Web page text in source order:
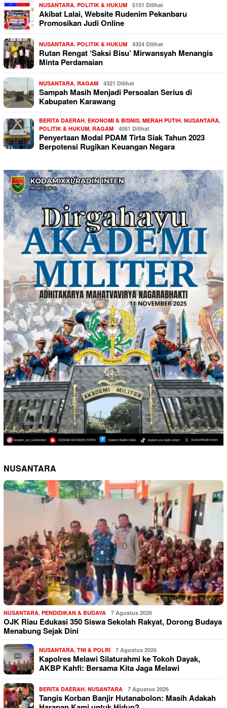
NUSANTARA, POLITIK & HUKUM 5151 Dilihat
Akibat Lalai, Website Rudenim Pekanbaru
Promosikan Judi Online
NUSANTARA, POLITIK & HUKUM 4324 Dilihat
Rutan Rengat ‘Saksi Bisu’ Mirwansyah Menangis
Minta Perdamaian
NUSANTARA, RAGAM 4321 Dilihat
Sampah Masih Menjadi Persoalan Serius di
Kabupaten Karawang
BERITA DAERAH, EKONOMI & BISNIS, MERAH PUTIH, NUSANTARA,
POLITIK & HUKUM, RAGAM 4081 Dilihat
Penyertaan Modal PDAM Tirta Siak Tahun 2023
Berpotensi Rugikan Keuangan Negara
NUSANTARA
NUSANTARA, PENDIDIKAN & BUDAYA 7 Agustus 2026
OJK Riau Edukasi 350 Siswa Sekolah Rakyat, Dorong Budaya
Menabung Sejak Dini
NUSANTARA, TNI & POLRI 7 Agustus 2026
Kapolres Melawi Silaturahmi ke Tokoh Dayak,
AKBP Kahfi: Bersama Kita Jaga Melawi
BERITA DAERAH, NUSANTARA 7 Agustus 2026
Tangis Korban Banjir Hutanabolon: Masih Adakah